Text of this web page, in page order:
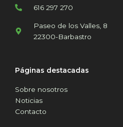
616 297 270
Paseo de los Valles, 8
22300-Barbastro
Páginas destacadas
Sobre nosotros
Noticias
Contacto